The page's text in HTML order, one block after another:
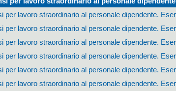
per lavoro straordinario al personale dipendente.
per lavoro straordinario al personale dipendente.
per lavoro straordinario al personale dipendente.
per lavoro straordinario al personale dipendente.
per lavoro straordinario al personale dipendente.
per lavoro straordinario al personale dipendente.